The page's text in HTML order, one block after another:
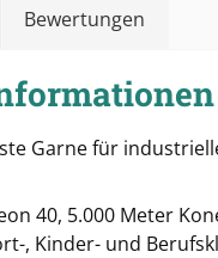
Bewertungen
Garne für
40, 5.000 Meter
, Kinder- und